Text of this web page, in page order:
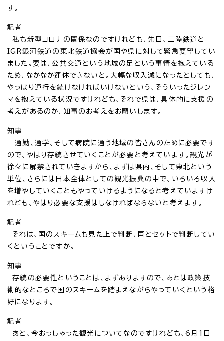
す。
記者
私も新型コロナの関係なのですけれども、先日、三陸鉄道と
IGR銀河鉄道の東北鉄道協会が国や県に対して緊急要望してい
ました。要は、公共交通という地域の足という事情を抱えている
ため、なかなか運休できないと。大幅な収入減になったとしても、
やっぱり運行を続けなければいけないという、そういったジレン
マを抱えている状況ですけれども、それで県は、具体的に支援の
考えがあるのか、知事のお考えをお願いします。
知事
通勤、通学、そして病院に通う地域の皆さんのために必要です
ので、やはり存続させていくことが必要と考えています。観光が
徐々に解禁されていきますから、まずは県内、そして東北という
単位、さらには日本全体としての観光振興の中で、いろいろ収入
を増やしていくこともやっていけるようになると考えていますけ
れども、やはり必要な支援はしなければならないと考えます。
記者
それは、国のスキームも見た上で判断、国とセットで判断してい
くということですか。
知事
存続の必要性ということは、まずありますので、あとは政策技
術的なところで国のスキームを踏まえながらやっていくという格
好になります。
記者
あと、今おっしゃった観光についてなのですけれども、6月1日